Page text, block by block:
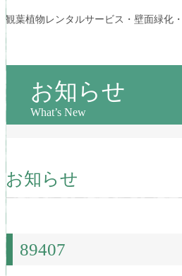
観葉植物レンタルサービス・壁面緑化
お知らせ
What’s New
お知らせ
89407